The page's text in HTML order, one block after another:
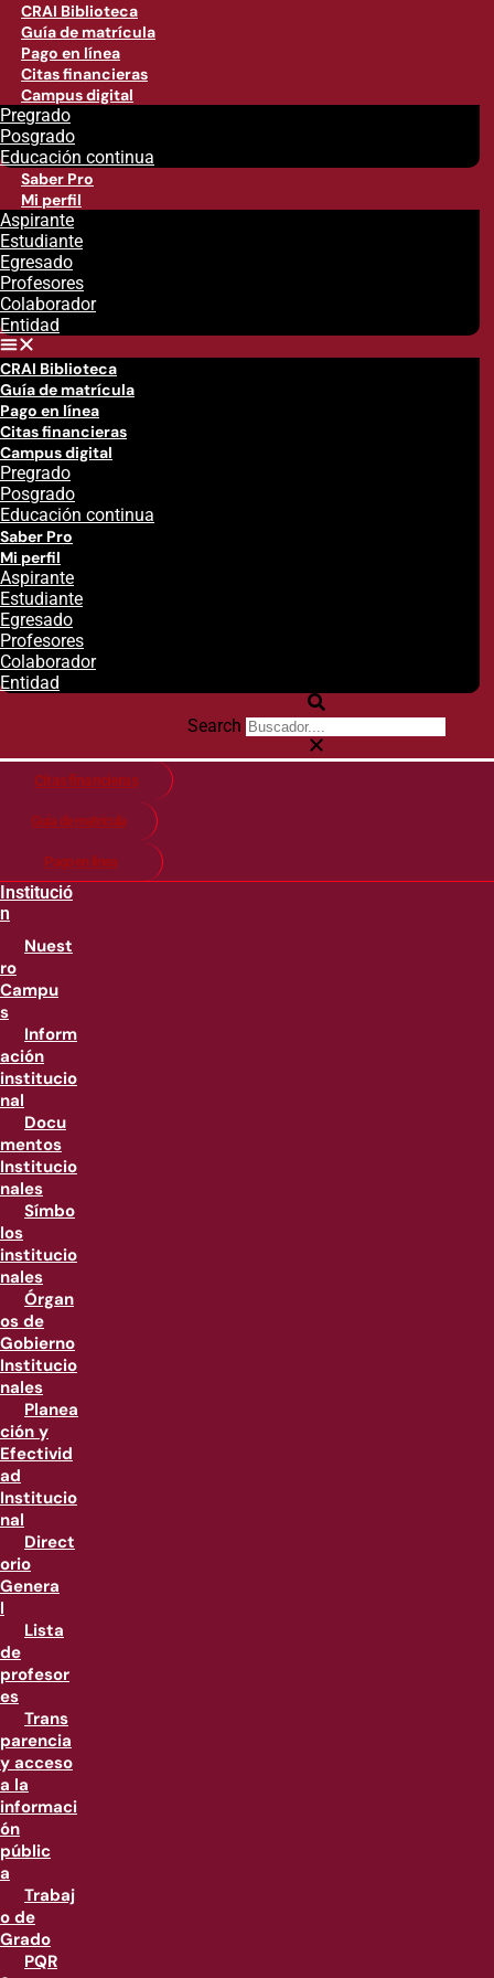
CRAI Biblioteca
Guía de matrícula
Pago en línea
Citas financieras
Campus digital
Pregrado
Posgrado
Educación continua
Saber Pro
Mi perfil
Aspirante
Estudiante
Egresado
Profesores
Colaborador
Entidad
CRAI Biblioteca
Guía de matrícula
Pago en línea
Citas financieras
Campus digital
Pregrado
Posgrado
Educación continua
Saber Pro
Mi perfil
Aspirante
Estudiante
Egresado
Profesores
Colaborador
Entidad
Search
Citas financieras
Guía de matricula
Pago en línea
Institució
n
Nuest
ro
Campu
s
Inform
ación
institucio
nal
Docu
mentos
Institucio
nales
Símbo
los
institucio
nales
Órgan
os de
Gobierno
Institucio
nales
Planea
ción y
Efectivid
ad
Institucio
nal
Direct
orio
Genera
l
Lista
de
profesor
es
Trans
parencia
y acceso
a la
informaci
ón
públic
a
Trabaj
o de
Grado
PQR